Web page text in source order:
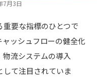
7月3日
要な指標のひとつで
ッシュフローの健全化
物流システムの導入
して注目されていま